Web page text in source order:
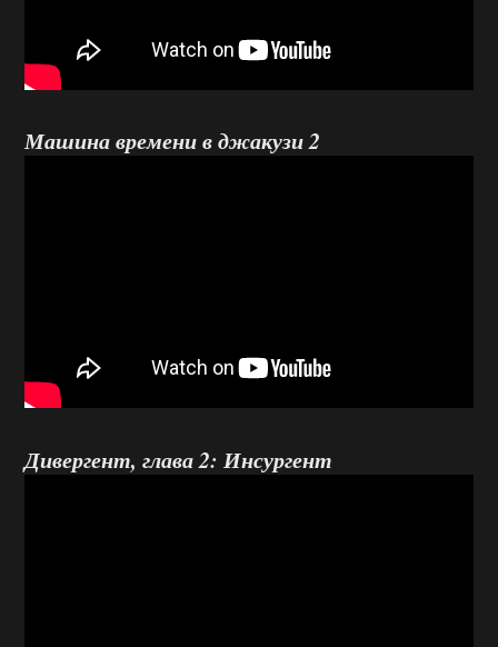
Машина времени в джакузи 2
Дивергент, глава 2: Инсургент